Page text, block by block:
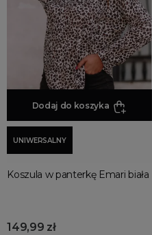
Promocja
Wyprzedaż
Summer sale
Bon podarunkowy
BACK TO SCHOOL
PREZENTY
ŚWIĘTA
PARTY
Spring sale
Dodaj do koszyka
UNIWERSALNY
Koszula w panterkę Emari biała
149,99 zł